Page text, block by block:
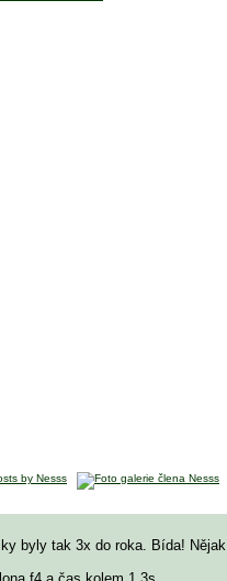
byly tak 3x do roka. Bída!